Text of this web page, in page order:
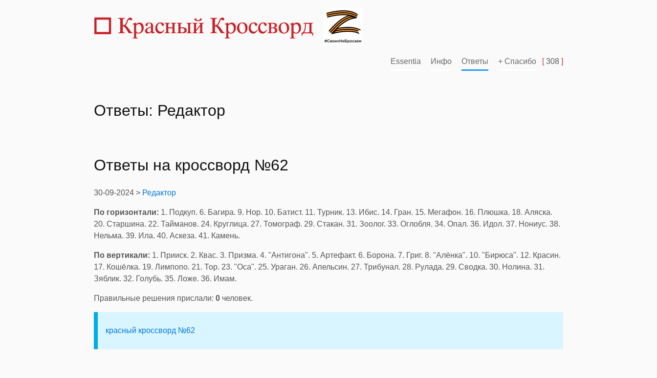
Essentia Инфо Ответы + Спасибо [308 ]
Ответы: Редактор
Ответы на кроссворд №62
30-09-2024 > Редактор
По горизонтали: 1. Подкуп. 6. Багира. 9. Нор. 10. Батист. 11. Турник. 13. Ибис. 14. Гран. 15. Мегафон. 16. Плюшка. 18. Аляска.
20. Старшина. 22. Тайманов. 24. Круглица. 27. Томограф. 29. Стакан. 31. Зоолог. 33. Оглобля. 34. Опал. 36. Идол. 37. Нониус. 38.
Нельма. 39. Ила. 40. Аскеза. 41. Камень.
По вертикали: 1. Прииск. 2. Квас. 3. Призма. 4. "Антигона". 5. Артефакт. 6. Борона. 7. Григ. 8. "Алёнка". 10. "Бирюса". 12. Красин.
17. Кошёлка. 19. Лимпопо. 21. Тор. 23. "Оса". 25. Ураган. 26. Апельсин. 27. Трибунал. 28. Рулада. 29. Сводка. 30. Нолина. 31.
Зяблик. 32. Голубь. 35. Ложе. 36. Имам.
Правильные решения прислали: 0 человек.
красный кроссворд №62